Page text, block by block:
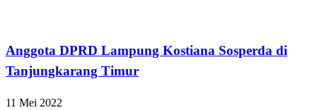
Anggota DPRD Lampung Kostiana Sosperda di
Tanjungkarang Timur
11 Mei 2022